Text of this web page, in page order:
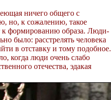
ничего общего с
но, к сожалению, такое
к формированию образа. Люди-
было: расстрелять человека
в отставку и тому подобное.
когда люди очень слабо
отечества, эдакая